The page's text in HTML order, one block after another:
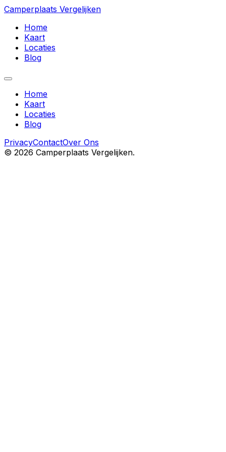
Camperplaats Vergelijken
Home
Kaart
Locaties
Blog
Home
Kaart
Locaties
Blog
PrivacyContactOver Ons
© 2026 Camperplaats Vergelijken.